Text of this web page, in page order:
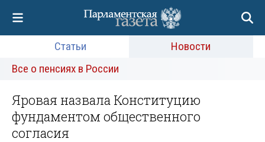
Статьи
Новости
Все о пенсиях в России
Яровая назвала Конституцию
фундаментом общественного
согласия